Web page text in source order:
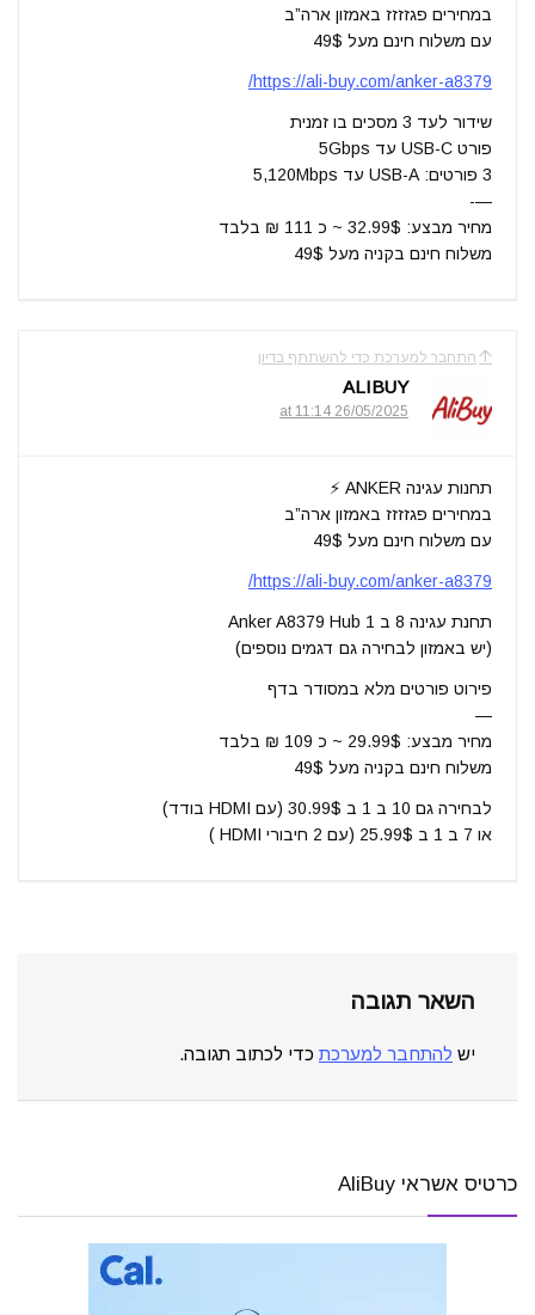
במחירים פגזזזז באמזון ארה”ב
עם משלוח חינם מעל 49$
https://ali-buy.com/anker-a8379/
שידור לעד 3 מסכים בו זמנית
פורט USB-C עד 5Gbps
3 פורטים: USB-A עד 5,120Mbps
—-
מחיר מבצע: 32.99$ ~ כ 111 ₪ בלבד
משלוח חינם בקניה מעל 49$
התחבר למערכת כדי להשתתף בדיון
ALIBUY
26/05/2025 at 11:14
תחנות עגינה ANKER ⚡
במחירים פגזזזז באמזון ארה”ב
עם משלוח חינם מעל 49$
https://ali-buy.com/anker-a8379/
תחנת עגינה 8 ב 1 Anker A8379 Hub
(יש באמזון לבחירה גם דגמים נוספים)
פירוט פורטים מלא במסודר בדף
—
מחיר מבצע: 29.99$ ~ כ 109 ₪ בלבד
משלוח חינם בקניה מעל 49$
לבחירה גם 10 ב 1 ב 30.99$ (עם HDMI בודד)
או 7 ב 1 ב 25.99$ (עם 2 חיבורי HDMI )
השאר תגובה
יש להתחבר למערכת כדי לכתוב תגובה.
כרטיס אשראי AliBuy